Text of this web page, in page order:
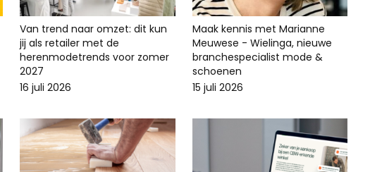
Van trend naar omzet: dit kun
jij als retailer met de
herenmodetrends voor zomer
2027
16 juli 2026
Maak kennis met Marianne
Meuwese - Wielinga, nieuwe
branchespecialist mode &
schoenen
15 juli 2026